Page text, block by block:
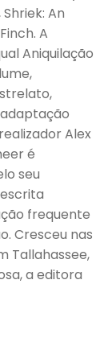
An
A
Aniquilação
Alex
é
seu
frequente
Cresceu nas
Tallahassee,
a editora